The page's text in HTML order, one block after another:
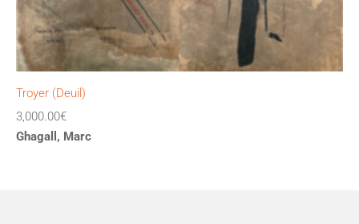
Troyer (Deuil)
3,000.00€
Ghagall, Marc